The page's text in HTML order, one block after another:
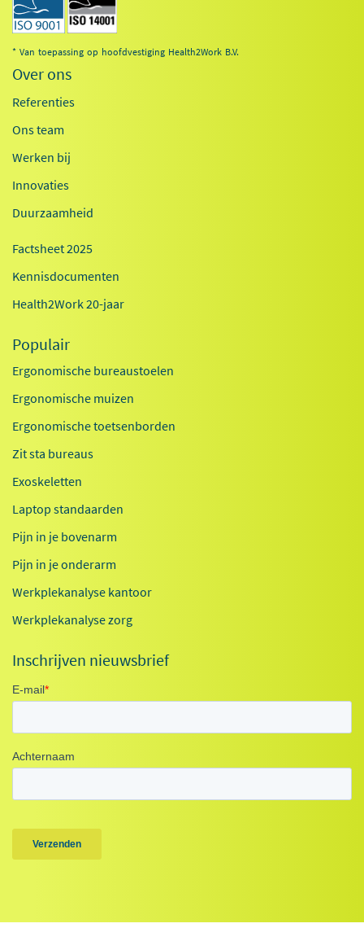
* Van toepassing op hoofdvestiging Health2Work B.V.
Over ons
Referenties
Ons team
Werken bij
Innovaties
Duurzaamheid
Factsheet 2025
Kennisdocumenten
Health2Work 20-jaar
Populair
Ergonomische bureaustoelen
Ergonomische muizen
Ergonomische toetsenborden
Zit sta bureaus
Exoskeletten
Laptop standaarden
Pijn in je bovenarm
Pijn in je onderarm
Werkplekanalyse kantoor
Werkplekanalyse zorg
Inschrijven nieuwsbrief